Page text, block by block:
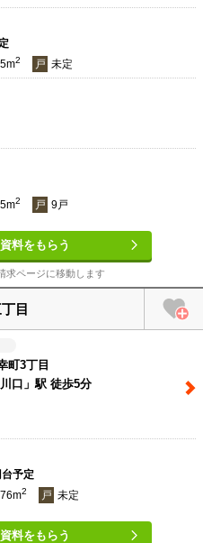
2 戸 未定
2 戸 9戸
料をもらう
求ページに移動します
目
町3丁目
口」駅 徒歩5分
予定
2 戸 未定
料をもらう